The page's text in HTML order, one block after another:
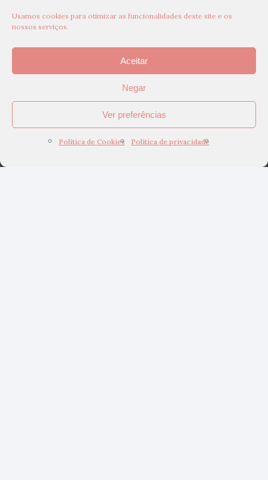
Usamos cookies para otimizar as funcionalidades deste site e os
nossos serviços.
Aceitar
Negar
Ver preferências
Política de Cookies Política de privacidade